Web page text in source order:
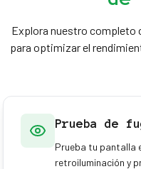
Explora nuestro completo
para optimizar el
Prueba de
Prueba tu pantalla
retroiluminación y